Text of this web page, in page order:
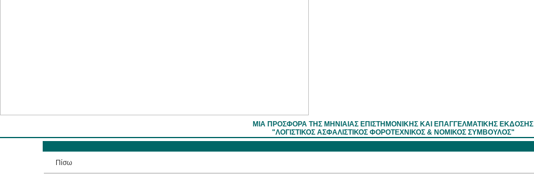
ΜΙΑ ΠΡΟΣΦΟΡΑ ΤΗΣ ΜΗΝΙΑΙΑΣ ΕΠΙΣΤΗΜOΝΙΚΗΣ ΚΑΙ ΕΠΑΓΓΕΛΜΑΤΙΚΗΣ ΕΚΔΟΣΗΣ
"ΛΟΓΙΣΤΙΚΟΣ ΑΣΦΑΛΙΣΤΙΚΟΣ ΦΟΡΟΤΕΧΝΙΚΟΣ & ΝΟΜΙΚΟΣ ΣΥΜΒΟΥΛΟΣ"
Πίσω